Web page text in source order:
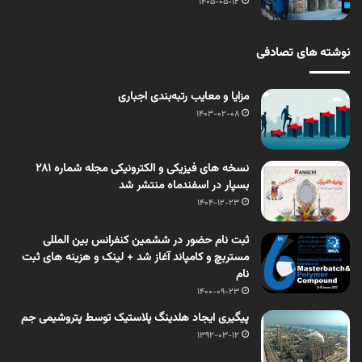
نوشته های تصادفی
مزایا و معایب رتبه‏‏‌بندی اجباری
1403-02-08
نسخه های فیزیکی و الکترونیکی مجله شماره 281
بسپار در اسفندماه منتشر شد
1404-12-23
ثبت نام حضور در ششمین کنفرانس بین المللی
مستربچ و کامپاند آغاز شد + لینک و هزینه های ثبت
نام
1400-09-23
پیگیری ایجاد هلدینگ پلاستیک توسط پتروشیمی جم
1392-03-12